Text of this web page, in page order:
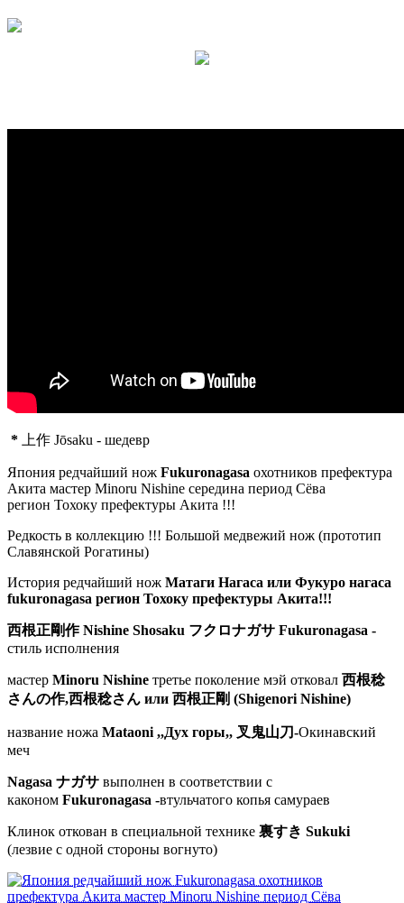
* 上作 Jōsaku - шедевр
Япония редчайший нож Fukuronagasa охотников префектура
Акита мастер Minoru Nishine середина период Сёва
регион Тохоку префектуры Акита !!!
Редкость в коллекцию !!! Большой медвежий нож (прототип
Славянской Рогатины)
История редчайший нож Матаги Нагаса или Фукуро нагаса
fukuronagasa регион Тохоку префектуры Акита!!!
西根正剛作Nishine Shosaku フクロナガサ Fukuronagasa -
стиль исполнения
мастер Minoru Nishine третье поколение мэй отковал 西根稔
さんの作,西根稔さん или 西根正剛 (Shigenori Nishine)
название ножа Mataoni ,,Дух горы,, 叉鬼山刀-Окинавский
меч
Nagasa ナガサ выполнен в соответствии с
каконом Fukuronagasa -втульчатого копья самураев
Клинок откован в специальной технике 裏すき Sukuki
(лезвие с одной стороны вогнуто)